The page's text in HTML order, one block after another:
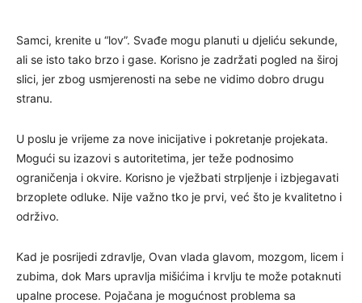
Samci, krenite u “lov”. Svađe mogu planuti u djeliću sekunde,
ali se isto tako brzo i gase. Korisno je zadržati pogled na široj
slici, jer zbog usmjerenosti na sebe ne vidimo dobro drugu
stranu.
U poslu je vrijeme za nove inicijative i pokretanje projekata.
Mogući su izazovi s autoritetima, jer teže podnosimo
ograničenja i okvire. Korisno je vježbati strpljenje i izbjegavati
brzoplete odluke. Nije važno tko je prvi, već što je kvalitetno i
održivo.
Kad je posrijedi zdravlje, Ovan vlada glavom, mozgom, licem i
zubima, dok Mars upravlja mišićima i krvlju te može potaknuti
upalne procese. Pojačana je mogućnost problema sa